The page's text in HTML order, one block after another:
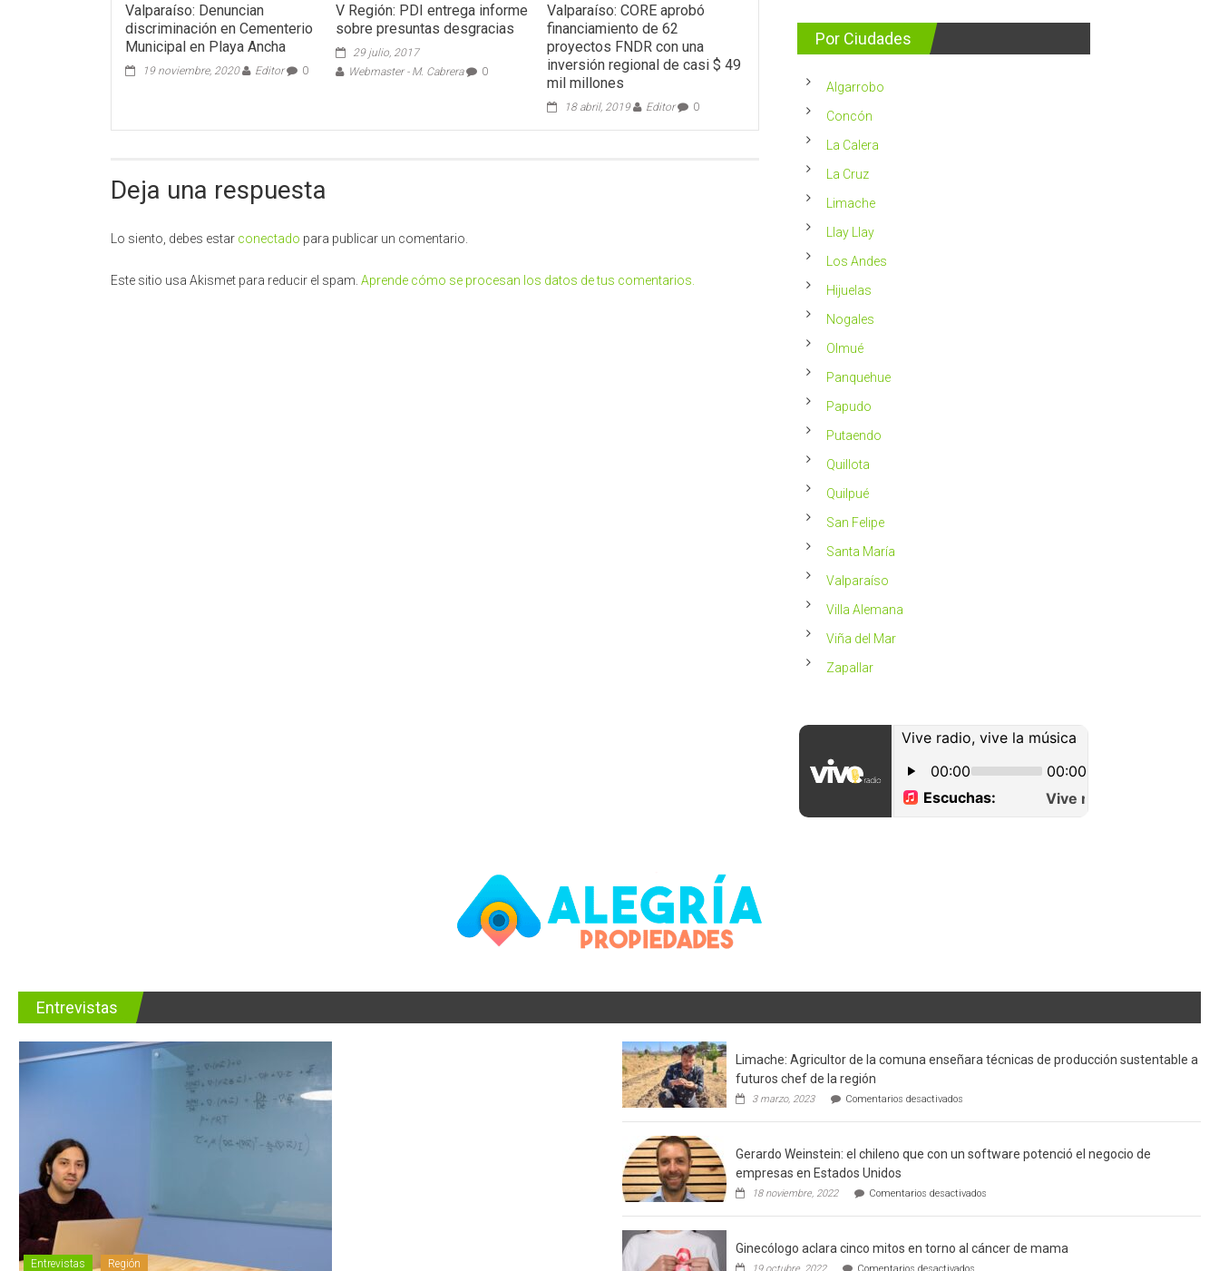
Valparaíso: Denuncian
discriminación en Cementerio
Municipal en Playa Ancha
19 noviembre, 2020 Editor 0
V Región: PDI entrega informe
sobre presuntas desgracias
29 julio, 2017
Webmaster - M. Cabrera
0
Valparaíso: CORE aprobó
financiamiento de 62
proyectos FNDR con una
inversión regional de casi $ 49
mil millones
18 abril, 2019 Editor 0
Deja una respuesta
Lo siento, debes estar conectado para publicar un comentario.
Este sitio usa Akismet para reducir el spam. Aprende cómo se procesan los datos de tus comentarios.
2023
Por Ciudades
Algarrobo
Concón
La Calera
La Cruz
Limache
Llay Llay
Los Andes
Hijuelas
Nogales
Olmué
Panquehue
Papudo
Putaendo
Quillota
Quilpué
San Felipe
Santa María
Valparaíso
Villa Alemana
Viña del Mar
Zapallar
Entrevistas
Entrevistas Región
Limache: Agricultor de la comuna enseñara técnicas de producción sustentable a
futuros chef de la región
3 marzo, 2023 Comentarios desactivadosen
Agricultor
la
técnicas
a
Gerardo Weinstein: el chileno que con un software potenció el negocio de
empresas en Estados Unidos
18 noviembre, 2022 Comentarios desactivadosen
Weinstein:
chileno
Ginecólogo aclara cinco mitos en torno al cáncer de mama
en